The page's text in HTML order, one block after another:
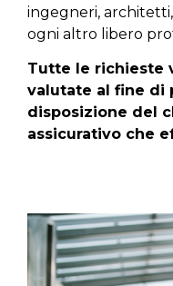
ingegneri,
ogni altro libero
Tutte le richieste
valutate al fine di
disposizione del
assicurativo che